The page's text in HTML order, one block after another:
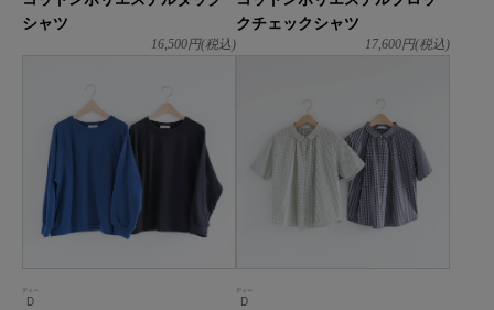
シャツ
16,500円(税込)
クチェックシャツ
17,600円(税込)
D
ディー
D
ディー